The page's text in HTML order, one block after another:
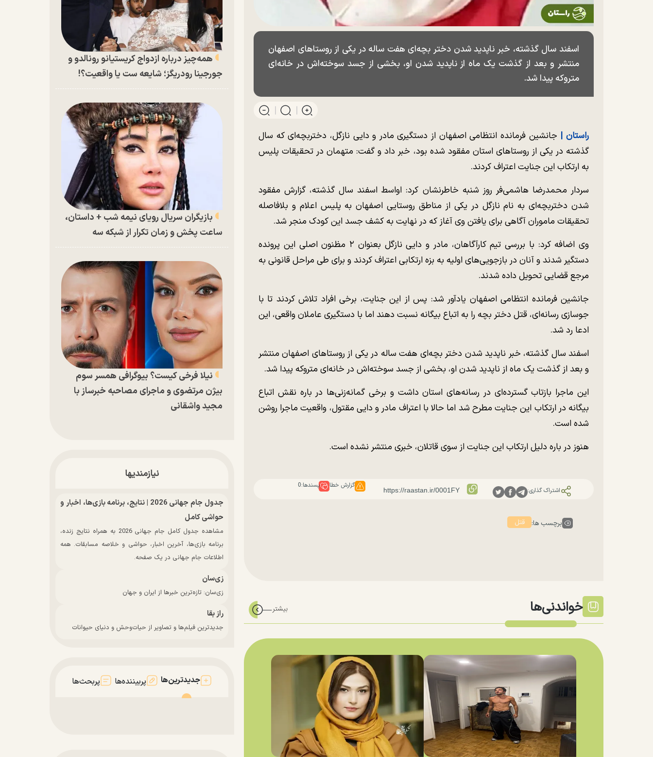
اسفند سال گذشته، خبر ناپدید شدن دختر بچه‌ای هفت ساله در یکی از روستاهای اصفهان
منتشر و بعد از گذشت یک ماه از ناپدید شدن او، بخشی از جسد سوخته‌اش در خانه‌ای
متروکه پیدا شد.
راستان | جانشین فرمانده انتظامی اصفهان از دستگیری مادر و دایی نازگل، دختربچه‌ای که سال
گذشته در یکی از روستاهای استان مفقود شده بود، خبر داد و گفت: متهمان در تحقیقات پلیس
به ارتکاب این جنایت اعتراف کردند.
سردار محمدرضا هاشمی‌فر روز شنبه خاطرنشان کرد: اواسط اسفند سال گذشته، گزارش مفقود
شدن دختربچه‌ای به نام نازگل در یکی از مناطق روستایی اصفهان به پلیس اعلام و بلافاصله
تحقیقات ماموران آگاهی برای یافتن وی آغاز که در نهایت به کشف جسد این کودک منجر شد.
وی اضافه کرد: با بررسی‌ تیم کارآگاهان، مادر و دایی نازگل بعنوان ۲ مظنون اصلی این پرونده
دستگیر شدند و آنان در بازجویی‌های اولیه به بزه ارتکابی اعتراف کردند و برای طی مراحل قانونی به
مرجع قضایی تحویل داده شدند.
جانشین فرمانده انتظامی اصفهان یادآور شد: پس از این جنایت، برخی افراد تلاش کردند تا با
جوسازی رسانه‌ای، قتل دختر بچه را به اتباع بیگانه نسبت دهند اما با دستگیری عاملان واقعی، این
ادعا رد شد.
اسفند سال گذشته، خبر ناپدید شدن دختر بچه‌ای هفت ساله در یکی از روستاهای اصفهان منتشر
و بعد از گذشت یک ماه از ناپدید شدن او، بخشی از جسد سوخته‌اش در خانه‌ای متروکه پیدا شد.
این ماجرا بازتاب گسترده‌ای در رسانه‌های استان داشت و برخی گمانه‌زنی‌ها در باره نقش اتباع
بیگانه در ارتکاب این جنایت مطرح شد اما حالا با اعتراف مادر و دایی مقتول، واقعیت ماجرا روشن
شده است.
هنوز در باره دلیل ارتکاب این جنایت از سوی قاتلان، خبری منتشر نشده است.
اشتراک گذاری:
گزارش خطا پسندها:0
برچسب ها: قتل
خواندنی‌ها
همه‌چیز درباره ازدواج کریستیانو رونالدو و
جورجینا رودریگز؛ شایعه ست یا واقعیت؟!
بازیگران سریال رویای نیمه شب + داستان،
ساعت پخش و زمان تکرار از شبکه سه
نیلا فرخی کیست؟ بیوگرافی همسر سوم
بیژن مرتضوی و ماجرای مصاحبه خبرساز با
مجید واشقانی
نیازمندیها
جدول جام جهانی 2026 | نتایج، برنامه بازی‌ها، اخبار و
حواشی کامل
مشاهده جدول کامل جام جهانی 2026 به همراه نتایج زنده،
برنامه بازی‌ها، آخرین اخبار، حواشی و خلاصه مسابقات. همه
اطلاعات جام جهانی در یک صفحه.
زی‌سان
زی‌سان: تازه‌ترین خبرها از ایران و جهان
راز بقا
جدیدترین فیلم‌ها و تصاویر از حیات‌وحش و دنیای حیوانات
جدیدترین‌ها پربیننده‌ها پربحث‌ها